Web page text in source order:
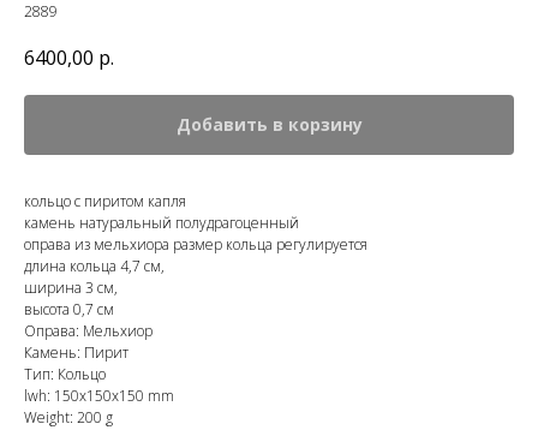
2889
6400,00 р.
Добавить в корзину
кольцо с пиритом капля
камень натуральный полудрагоценный
оправа из мельхиора размер кольца регулируется
длина кольца 4,7 см,
ширина 3 см,
высота 0,7 см
Оправа: Мельхиор
Камень: Пирит
Тип: Кольцо
lwh: 150x150x150 mm
Weight: 200 g